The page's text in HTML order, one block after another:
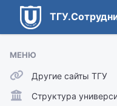
МЕНЮ
Другие сайты ТГУ
ТГУ.Аккаунты
Структура